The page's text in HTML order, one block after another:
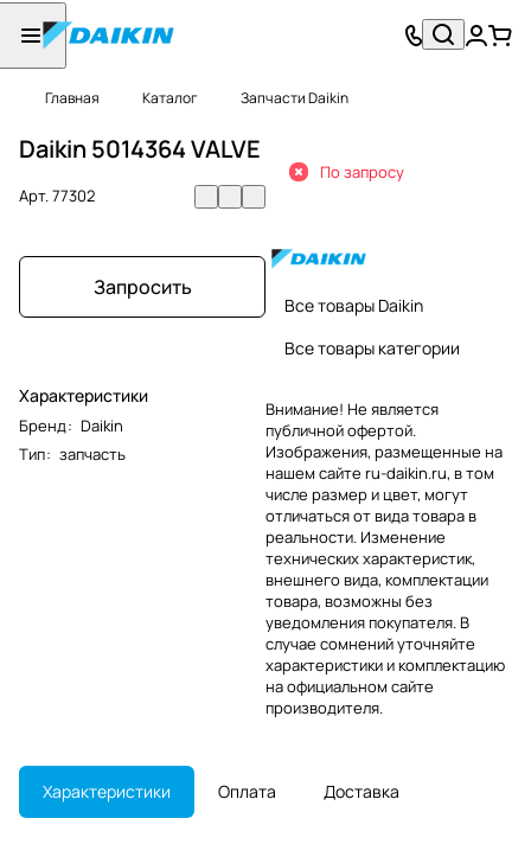
Главная Каталог Запчасти Daikin
Daikin 5014364 VALVE
Арт.77302
Запросить
Характеристики
Бренд: Daikin
Тип: запчасть
По запросу
Все товары Daikin
Все товары категории
Внимание! Не является
публичной офертой.
Изображения, размещенные на
нашем сайте ru-daikin.ru, в том
числе размер и цвет, могут
отличаться от вида товара в
реальности. Изменение
технических характеристик,
внешнего вида, комплектации
товара, возможны без
уведомления покупателя. В
случае сомнений уточняйте
характеристики и комплектацию
на официальном сайте
производителя.
Характеристики Оплата Доставка